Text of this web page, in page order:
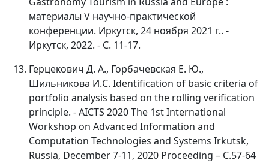
материалы V научно-практической
конференции. Иркутск, 24 ноября 2021 г.. -
Иркутск, 2022. - С. 11-17.
Герцекович Д. А., Горбачевская Е. Ю.,
Шильникова И.С. Identification of basic criteria of
portfolio analysis based on the rolling verification
principle. - AICTS 2020 The 1st International
Workshop on Advanced Information and
Computation Technologies and Systems Irkutsk,
Russia, December 7-11, 2020 Proceeding – С.57-64